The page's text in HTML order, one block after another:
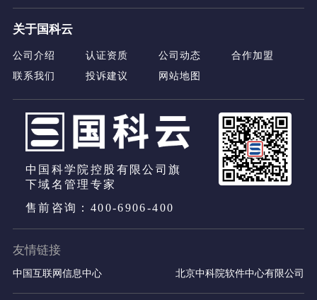
关于国科云
公司介绍 认证资质 公司动态
合作加盟
联系我们
投诉建议 网站地图
中国科学院控股有限公司旗
下域名管理专家
售前咨询：400-6906-400
友情链接
中国互联网信息中心 北京中科院软件中心有限公司